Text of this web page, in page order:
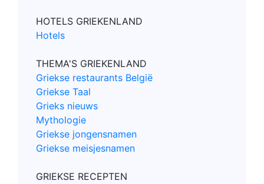
HOTELS GRIEKENLAND
Hotels
THEMA'S GRIEKENLAND
Griekse restaurants België
Griekse Taal
Grieks nieuws
Mythologie
Griekse jongensnamen
Griekse meisjesnamen
GRIEKSE RECEPTEN